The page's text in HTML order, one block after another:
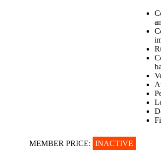
MEMBER PRICE: INACTIVE